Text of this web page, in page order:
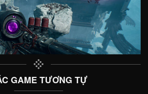
GAME TƯƠNG TỰ